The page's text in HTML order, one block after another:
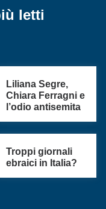
letti
Liliana Segre,
Chiara Ferragni e
l’odio antisemita
Troppi giornali
ebraici in Italia?